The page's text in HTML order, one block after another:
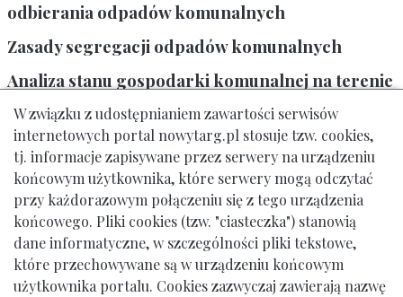
odbierania odpadów komunalnych
Zasady segregacji odpadów komunalnych
Analiza stanu gospodarki komunalnej na terenie
Gminy Miasto Nowy Targ
Sprawdzaj harmonogram wywozu odpadów
Pojemniki na odzież
Lokalna Platforma Na Rzecz Zapobiegania
Powstawaniu Odpadów (ZPO)
W związku z udostępnianiem zawartości serwisów
internetowych portal nowytarg.pl stosuje tzw. cookies,
tj. informacje zapisywane przez serwery na urządzeniu
końcowym użytkownika, które serwery mogą odczytać
przy każdorazowym połączeniu się z tego urządzenia
końcowego. Pliki cookies (tzw. "ciasteczka") stanowią
dane informatyczne, w szczególności pliki tekstowe,
które przechowywane są w urządzeniu końcowym
użytkownika portalu. Cookies zazwyczaj zawierają nazwę